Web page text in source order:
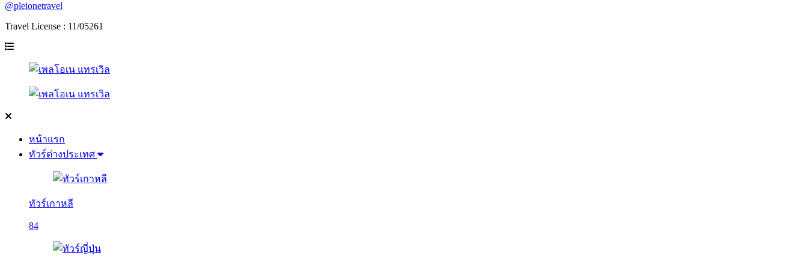
@pleionetravel
Travel License : 11/05261
หน้าแรก
ทัวร์ต่างประเทศ
ทัวร์เกาหลี
84